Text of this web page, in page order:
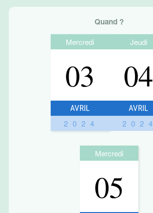
Quand ?
Mercredi
03
AVRIL
2024
Jeudi
04
AVRIL
2024
Mercredi
05